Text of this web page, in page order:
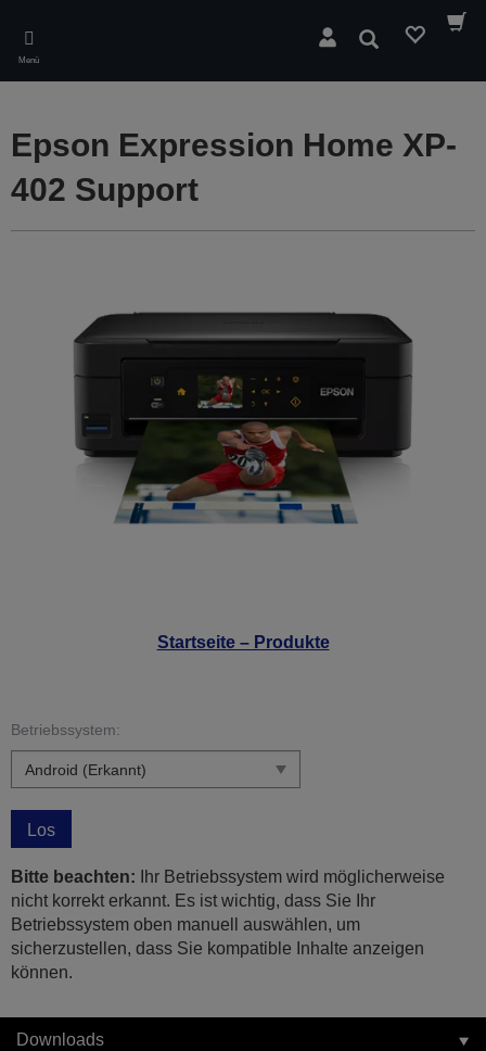
main
content
Menü
Suchen
Startseite – Produkte
Epson Expression Home XP-
402 Support
Betriebssystem:
Los
Bitte beachten: Ihr Betriebssystem wird möglicherweise
nicht korrekt erkannt. Es ist wichtig, dass Sie Ihr
Betriebssystem oben manuell auswählen, um
sicherzustellen, dass Sie kompatible Inhalte anzeigen
können.
Downloads